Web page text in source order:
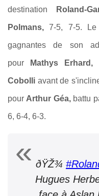
destination Roland-
Polmans,7-5, 7-5.
gagnantes de son
pour Mathys Erhard,
Cobolli avant de
pour Arthur Géa, battu
6, 6-4, 6-3.
ðŸŽ¾
Hugues